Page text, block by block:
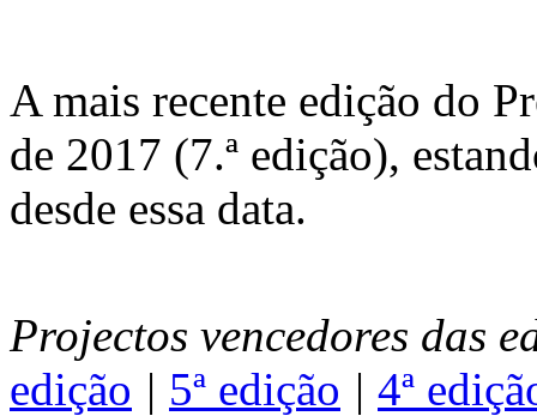
A mais recente edição do
de 2017 (7.ª edição),
desde essa data.
Projectos vencedores das
edição | 5ª edição | 4ª